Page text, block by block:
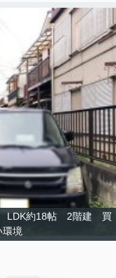
LDK約18帖 2階建 買
環境